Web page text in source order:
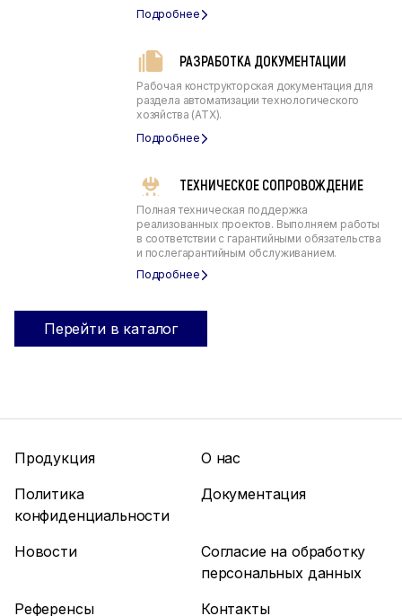
РАЗРАБОТКА ДОКУМЕНТАЦИИ
Рабочая конструкторская документация для
раздела автоматизации технологического
хозяйства (АТХ).
ТЕХНИЧЕСКОЕ СОПРОВОЖДЕНИЕ
Полная техническая поддержка
реализованных проектов. Выполняем работы
в соответствии с гарантийными обязательства
и послегарантийным обслуживанием.
Перейти в каталог
Продукция
О нас
Политика
конфиденциальности
Документация
Новости
Согласие на обработку
персональных данных
Референсы
Контакты